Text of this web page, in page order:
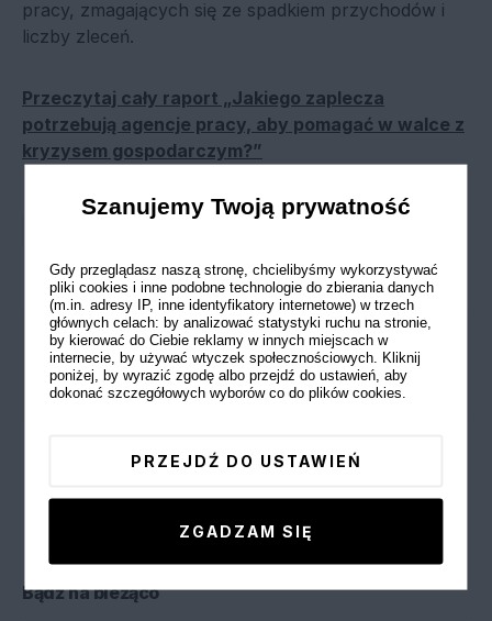
pracy, zmagających się ze spadkiem przychodów i
liczby zleceń.
Przeczytaj cały raport „Jakiego zaplecza
potrzebują agencje pracy, aby pomagać w walce z
kryzysem gospodarczym?”
Zobacz komentarze (0)
Bądź na bieżąco
Szanujemy Twoją prywatność
Gdy przeglądasz naszą stronę, chcielibyśmy wykorzystywać
pliki cookies i inne podobne technologie do zbierania danych
(m.in. adresy IP, inne identyfikatory internetowe) w trzech
głównych celach: by analizować statystyki ruchu na stronie,
by kierować do Ciebie reklamy w innych miejscach w
internecie, by używać wtyczek społecznościowych. Kliknij
poniżej, by wyrazić zgodę albo przejdź do ustawień, aby
dokonać szczegółowych wyborów co do plików cookies.
PRZEJDŹ DO USTAWIEŃ
ZGADZAM SIĘ